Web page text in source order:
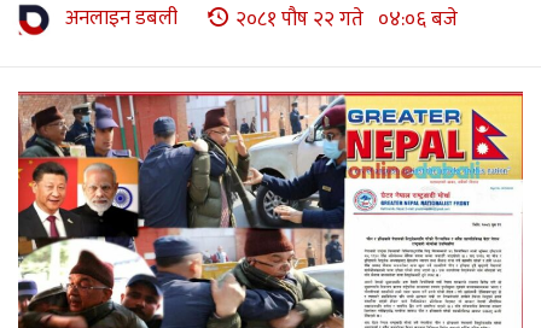
अनलाइन डबली २०८१ पौष २२ गते ०४:०६ बजे